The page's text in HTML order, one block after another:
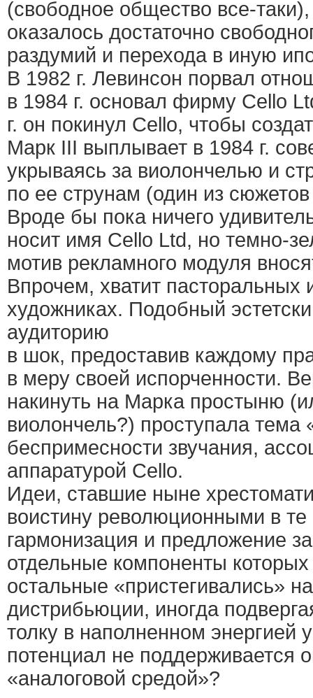
(свободное общество все-
оказалось достаточно
раздумий и перехода в иную
В 1982 г. Левинсон порвал
в 1984 г. основал фирму Cello
г. он покинул Cello, чтобы
Марк III выплывает в 1984 г.
укрываясь за виолончелью и
по ее струнам (один из
Вроде бы пока ничего
носит имя Cello Ltd, но темно-
мотив рекламного модуля
Впрочем, хватит пасторальных
художниках. Подобный
аудиторию
в шок, предоставив каждому
в меру своей испорченности.
накинуть на Марка простыню
виолончель?) проступала тема
беспримесности звучания,
аппаратурой Cello.
Идеи, ставшие ныне
воистину революционными в
гармонизация и предложение
отдельные компоненты
остальные «пристегивались»
дистрибьюции, иногда
толку в наполненном энергией
потенциал не поддерживается
«аналоговой средой»?